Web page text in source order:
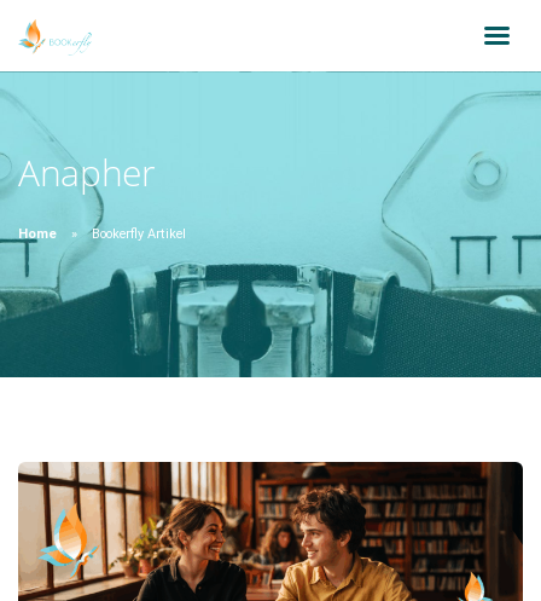
Anapher
Home Bookerfly Artikel